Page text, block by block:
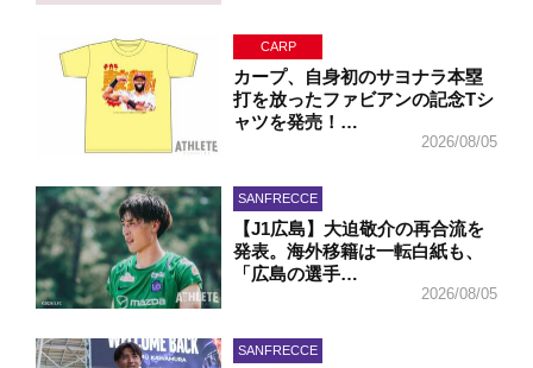
CARP
カープ、自身初のサヨナラ本塁
打を放ったファビアンの記念Tシ
ャツを発売！…
2026/08/05
SANFRECCE
【J1広島】大迫敬介の再合流を
発表。海外移籍は一転白紙も、
「広島の選手…
2026/08/05
SANFRECCE